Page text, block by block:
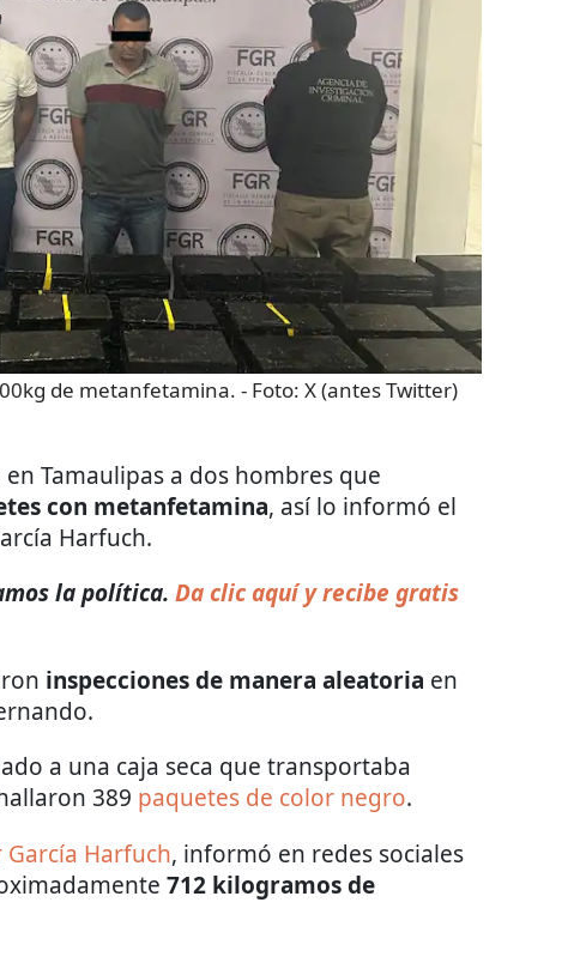
de metanfetamina. - Foto: X (antes Twitter)
Tamaulipas a dos hombres que
con metanfetamina, así lo informó el
Harfuch.
la política. Da clic aquí y recibe gratis
inspecciones de manera aleatoria en
a una caja seca que transportaba
389 paquetes de color negro.
García Harfuch, informó en redes sociales
712 kilogramos de